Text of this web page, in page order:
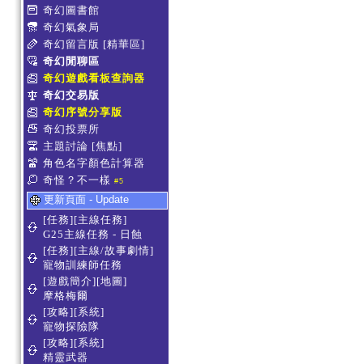
奇幻圖書館
奇幻氣象局
奇幻留言版 [精華區]
奇幻閒聊區
奇幻遊戲看板查詢器
奇幻交易版
奇幻序號分享版
奇幻投票所
主題討論 [焦點]
角色名字顏色計算器
奇怪？不一樣 #5
更新頁面 - Update
[任務][主線任務]
G25主線任務 - 日蝕
[任務][主線/故事劇情]
寵物訓練師任務
[遊戲簡介][地圖]
摩格梅爾
[攻略][系統]
寵物探險隊
[攻略][系統]
精靈武器